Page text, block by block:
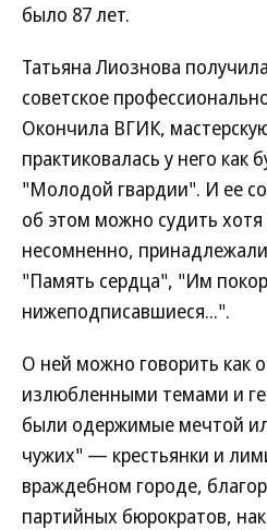
было 87 лет.
Татьяна Лиознова
советское
Окончила ВГИК,
практиковалась у него как
"Молодой гвардии". И ее
об этом можно судить
несомненно,
"Память сердца", "Им
нижеподписавшиеся...".
О ней можно говорить как
излюбленными темами и
были одержимые мечтой
чужих" — крестьянки и
враждебном городе,
партийных бюрократов,